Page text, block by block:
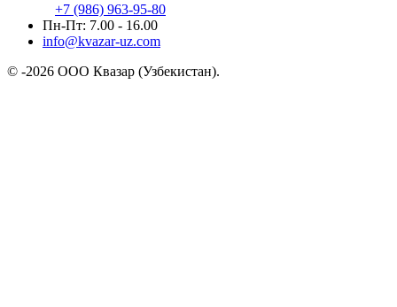
+7 (986) 963-95-80
Пн-Пт: 7.00 - 16.00
info@kvazar-uz.com
© -2026 ООО Квазар (Узбекистан).